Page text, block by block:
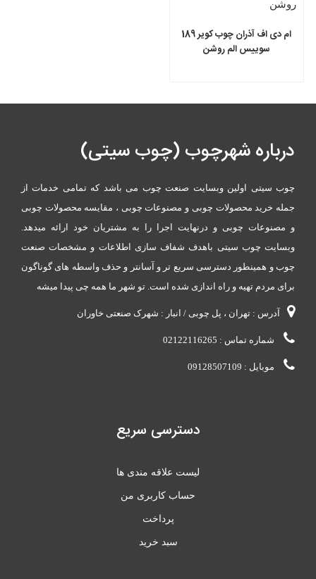
ام دی اف آذران چوب کویر 189
سوییس الم روشن
درباره شهرچوب (چوب سیتی)
چوب سیتی اولین وبسایت صنعت چوب می باشد که تمامی خدمات از
جمله خرید محصولات چوبی و مصنوعات چوبی ، مقایسه محصولات چوبی
و مصنوعات چوبی و درنهایت اجرا را به مشتریان خود ارائه میدهد.
وبسایت چوب سیتی باهدف شفاف سازی اطلاعات و مشخصات صنعت
چوب و همینطور دسترسی سریع تر و آسانتر و حذف واسطه های گوناگون
برای مردم تهیه و راه اندازی شده است. تو شهر ما همه چی پیدا میشه
آدرس : تهران ، پل چوبی / انبار : شهرک صنعتی خاوران
شماره تماس : 02122116265
موبایل : 09128507109
دسترسی سریع
لیست علاقه مندی ها
حساب کاربری من
پرداخت
سبد خرید